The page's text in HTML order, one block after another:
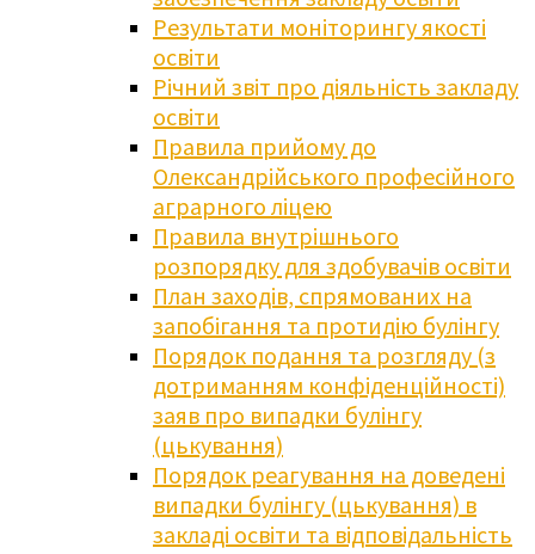
Результати моніторингу якості
освіти
Річний звіт про діяльність закладу
освіти
Правила прийому до
Олександрійського професійного
аграрного ліцею
Правила внутрішнього
розпорядку для здобувачів освіти
План заходів, спрямованих на
запобігання та протидію булінгу
Порядок подання та розгляду (з
дотриманням конфіденційності)
заяв про випадки булінгу
(цькування)
Порядок реагування на доведені
випадки булінгу (цькування) в
закладі освіти та відповідальність